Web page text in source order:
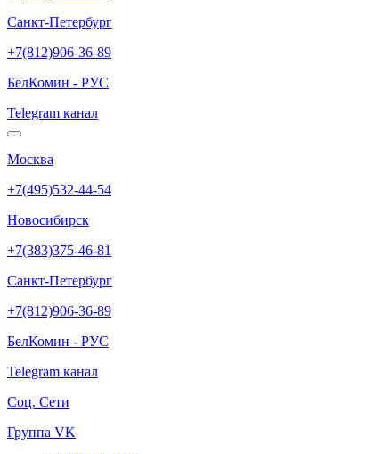
Санкт-Петербург
+7(812)906-36-89
БелКомин - РУС
Telegram канал
Москва
+7(495)532-44-54
Новосибирск
+7(383)375-46-81
Санкт-Петербург
+7(812)906-36-89
БелКомин - РУС
Telegram канал
Соц. Сети
Группа VK